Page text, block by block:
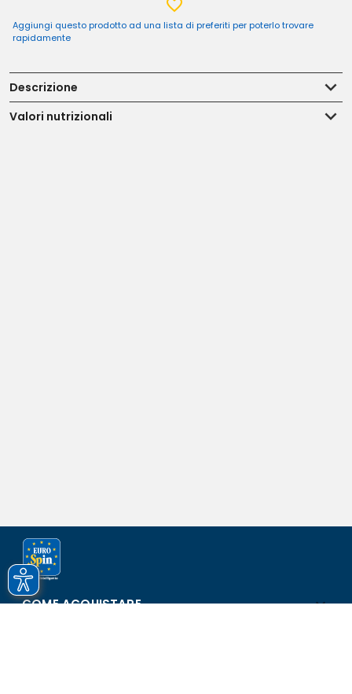
Aggiungi questo prodotto ad una lista di preferiti per poterlo trovare
rapidamente
Descrizione
Valori nutrizionali
COME ACQUISTARE